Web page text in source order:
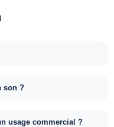
son ?
usage commercial ?